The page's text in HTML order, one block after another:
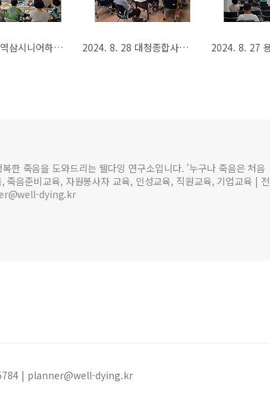
2024. 9. 3 역삼시니어하우스 경로당 웰다잉 프로그램 개강 2024. 8. 28 대청종합사회복지관 웰다잉 프로그램 개강
한 죽음을 도와드리는 웰다잉 연구소입니다. '누구나 죽음은 처음
죽음준비교육, 자원봉사자 교육, 인성교육, 직원교육, 기업교육 | 전
dying.kr
5784 | planner@well-dying.kr